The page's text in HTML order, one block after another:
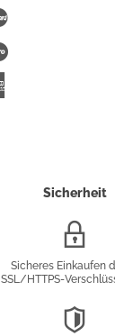
Maestro
Sicherheit
Sicheres Einkaufen
SSL/HTTPS-